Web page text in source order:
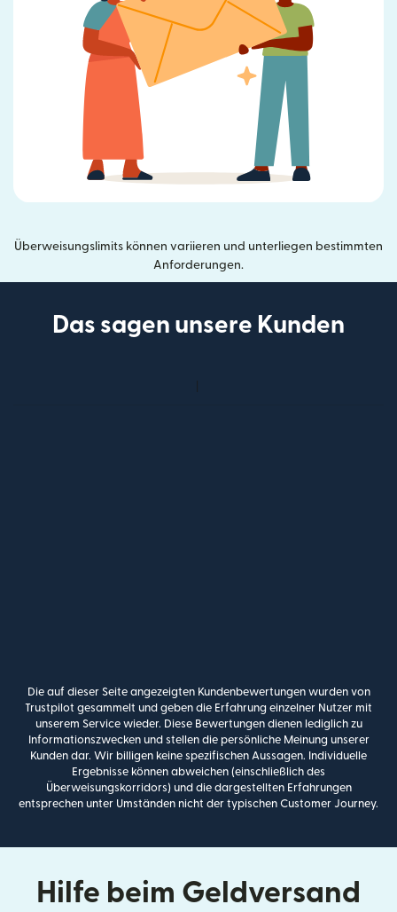
Überweisungslimits können variieren und unterliegen bestimmten
Anforderungen.
Das sagen unsere Kunden
Die auf dieser Seite angezeigten Kundenbewertungen wurden von
Trustpilot gesammelt und geben die Erfahrung einzelner Nutzer mit
unserem Service wieder. Diese Bewertungen dienen lediglich zu
Informationszwecken und stellen die persönliche Meinung unserer
Kunden dar. Wir billigen keine spezifischen Aussagen. Individuelle
Ergebnisse können abweichen (einschließlich des
Überweisungskorridors) und die dargestellten Erfahrungen
entsprechen unter Umständen nicht der typischen Customer Journey.
Hilfe beim Geldversand